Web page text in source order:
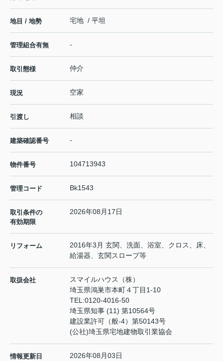
地目 / 地勢 宅地 / 平坦
管理組合有無 -
取引態様 仲介
現況 空家
引渡し 相談
建築確認番号 -
物件番号 104713943
管理コード Bk1543
取引条件の
有効期限
2026年08月17日
リフォーム
2016年3月 玄関、洗面、浴室、クロス、床、
給湯器、玄関スロープ等
取扱会社
スマイルハウス（株）
埼玉県鴻巣市本町４丁目1-10
TEL:0120-4016-50
埼玉県知事 (11) 第10564号
建設業許可（般-4）第50143号
(公社)埼玉県宅地建物取引業協会
情報更新日 2026年08月03日